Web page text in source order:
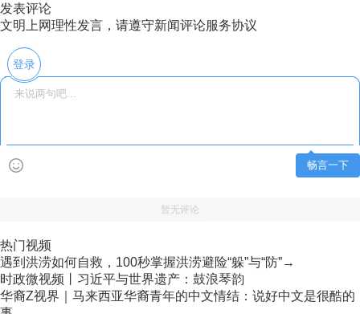
发表评论
文明上网理性发言，请遵守新闻评论服务协议
登录
畅言一下
暂无评论
热门视频
遇到洪涝如何自救，100秒掌握洪涝避险“躲”与“防”→
时政微视频丨习近平与世界遗产：鼓浪琴韵
华裔Z视界｜马来西亚华裔青年的中文情结：说好中文是很酷的